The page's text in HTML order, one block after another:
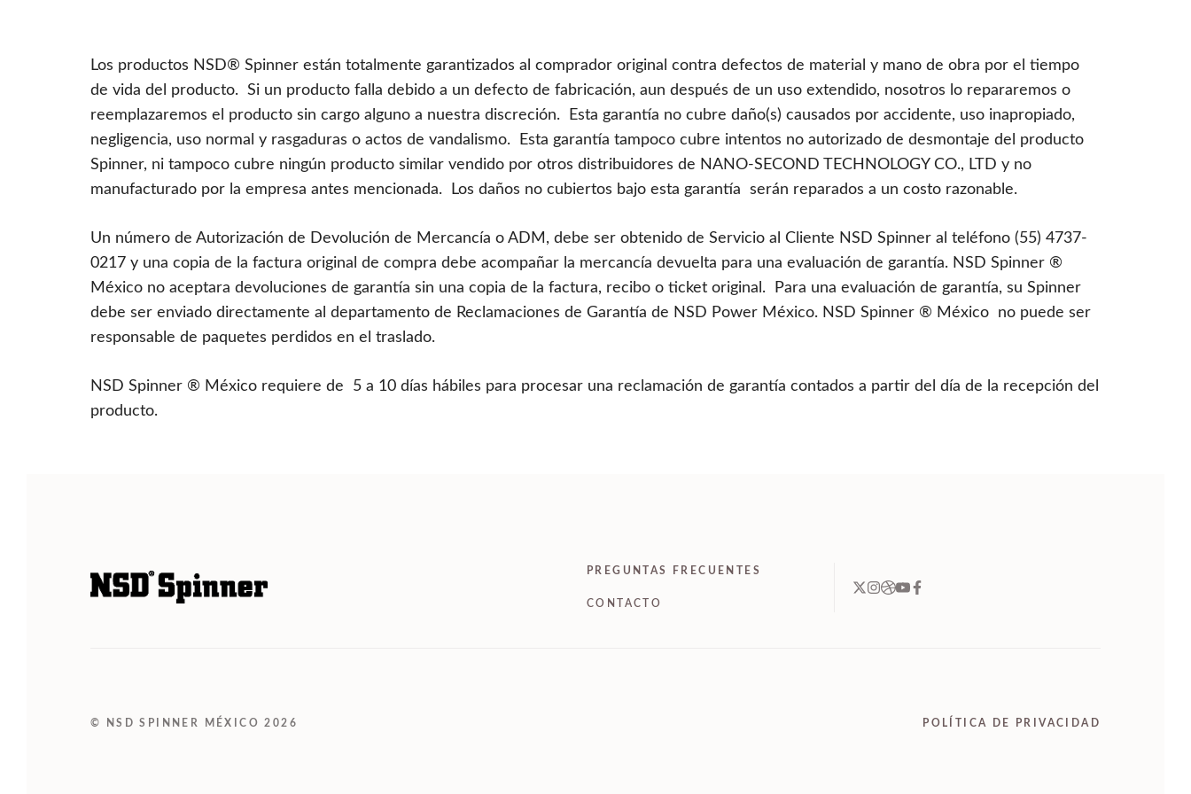
Los productos NSD® Spinner están totalmente garantizados al comprador original contra defectos de material y mano de obra por el tiempo
de vida del producto. Si un producto falla debido a un defecto de fabricación, aun después de un uso extendido, nosotros lo repararemos o
reemplazaremos el producto sin cargo alguno a nuestra discreción. Esta garantía no cubre daño(s) causados por accidente, uso inapropiado,
negligencia, uso normal y rasgaduras o actos de vandalismo. Esta garantía tampoco cubre intentos no autorizado de desmontaje del producto
Spinner, ni tampoco cubre ningún producto similar vendido por otros distribuidores de NANO-SECOND TECHNOLOGY CO., LTD y no
manufacturado por la empresa antes mencionada. Los daños no cubiertos bajo esta garantía serán reparados a un costo razonable.
Un número de Autorización de Devolución de Mercancía o ADM, debe ser obtenido de Servicio al Cliente NSD Spinner al teléfono (55) 4737-
0217 y una copia de la factura original de compra debe acompañar la mercancía devuelta para una evaluación de garantía. NSD Spinner ®
México no aceptara devoluciones de garantía sin una copia de la factura, recibo o ticket original. Para una evaluación de garantía, su Spinner
debe ser enviado directamente al departamento de Reclamaciones de Garantía de NSD Power México. NSD Spinner ® México no puede ser
responsable de paquetes perdidos en el traslado.
NSD Spinner ® México requiere de 5 a 10 días hábiles para procesar una reclamación de garantía contados a partir del día de la recepción del
producto.
PREGUNTAS FRECUENTES
CONTACTO
© NSD SPINNER MÉXICO 2026 POLÍTICA DE PRIVACIDAD